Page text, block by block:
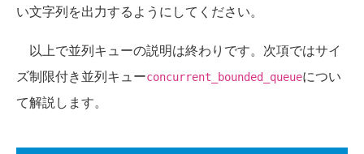
い文字列を出力するようにしてください。
以上で並列キューの説明は終わりです。次項ではサイ
ズ制限付き並列キューconcurrent_bounded_queueについ
て解説します。